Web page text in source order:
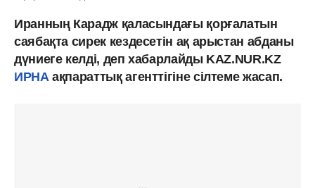
Иранның Карадж қаласындағы қорғалатын
саябақта сирек кездесетін ақ арыстан абданы
дүниеге келді, деп хабарлайды KAZ.NUR.KZ
ИРНА ақпараттық агенттігіне сілтеме жасап.